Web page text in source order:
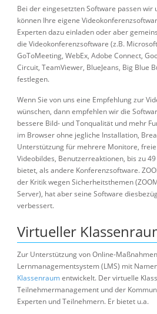
Bei der eingesetzten Software passen wir
können Ihre eigene
Experten dazu einladen oder aber
die Videokonferenzsoftware (z.B. Microsoft
GoToMeeting, WebEx, Adobe Connect,
Circuit, TeamViewer, BlueJeans, Big Blue
festlegen.
Wenn Sie von uns eine Empfehlung zur
wünschen, dann empfehlen wir die
bessere Bild- und Tonqualität und mehr
im Browser ohne jegliche Installation,
Unterstützung für mehrere Monitore,
Videobildes, Benutzerreaktionen, bis zu
bietet, als andere Konferenzsoftware.
der Kritik wegen Sicherheitsthemen
Server), hat aber seine Software
verbessert.
Virtueller
Zur Unterstützung von Online-
Lernmanagementsystem (LMS) mit
Klassenraumentwickelt. Der virtuelle
Teilnehmermanagement und der
Experten und Teilnehmern. Er bietet u.a.